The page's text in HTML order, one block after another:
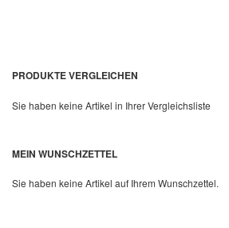
Quickview
PRODUKTE VERGLEICHEN
Sie haben keine Artikel in Ihrer Vergleichsliste
MEIN WUNSCHZETTEL
Sie haben keine Artikel auf Ihrem Wunschzettel.